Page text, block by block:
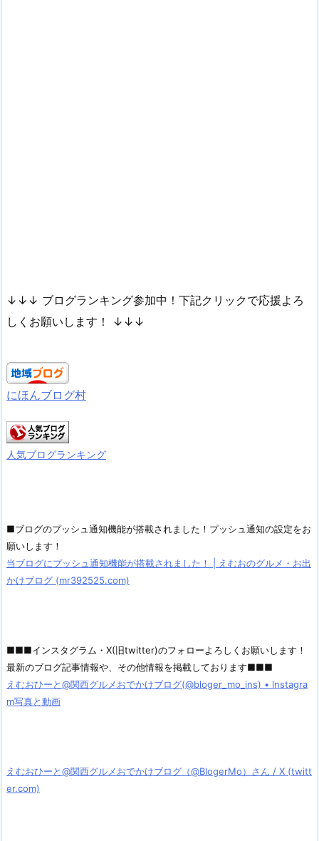
↓↓↓ ブログランキング参加中！下記クリックで応援よろ
しくお願いします！ ↓↓↓
にほんブログ村
人気ブログランキング
■ブログのプッシュ通知機能が搭載されました！プッシュ通知の設定をお
願いします！
当ブログにプッシュ通知機能が搭載されました！ | えむおのグルメ・お出
かけブログ (mr392525.com)
■■■インスタグラム・X(旧twitter)のフォローよろしくお願いします！
最新のブログ記事情報や、その他情報を掲載しております■■■
えむおひーと@関西グルメおでかけブログ(@bloger_mo_ins) • Instagra
m写真と動画
えむおひーと@関西グルメおでかけブログ（@BlogerMo）さん / X (twitt
er.com)